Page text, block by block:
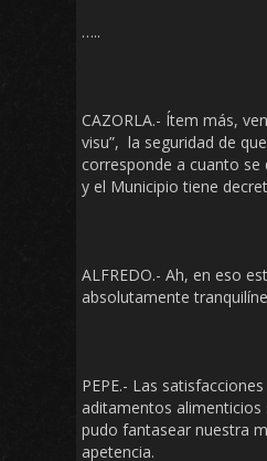
…..
CAZORLA.- Ítem más,
visu”, la seguridad de
corresponde a cuanto se
y el Municipio tiene
ALFREDO.- Ah, en eso
absolutamente
PEPE.- Las
aditamentos alimenticios
pudo fantasear nuestra
apetencia.